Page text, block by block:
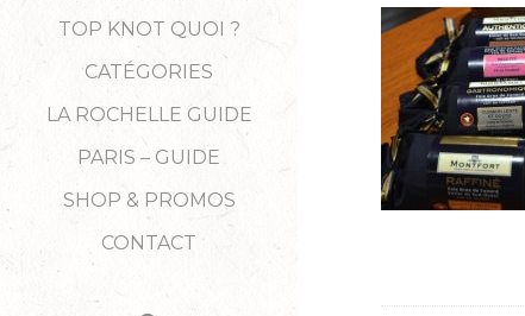
TOP KNOT QUOI ?
CATÉGORIES
LA ROCHELLE GUIDE
PARIS – GUIDE
SHOP & PROMOS
CONTACT